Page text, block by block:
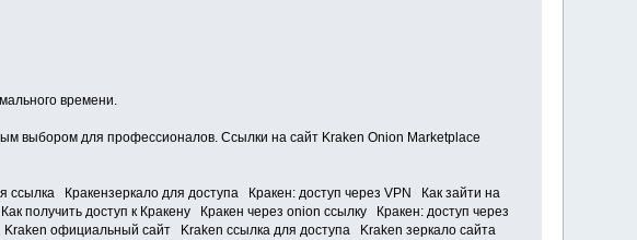
времени.
выбором для профессионалов. Ссылки на сайт Kraken Onion Marketplace
Кракензеркало для доступа Кракен: доступ через VPN Как зайти на
доступ к Кракену Кракен через onion ссылку Кракен: доступ через
официальный сайт Kraken ссылка для доступа Kraken зеркало сайта